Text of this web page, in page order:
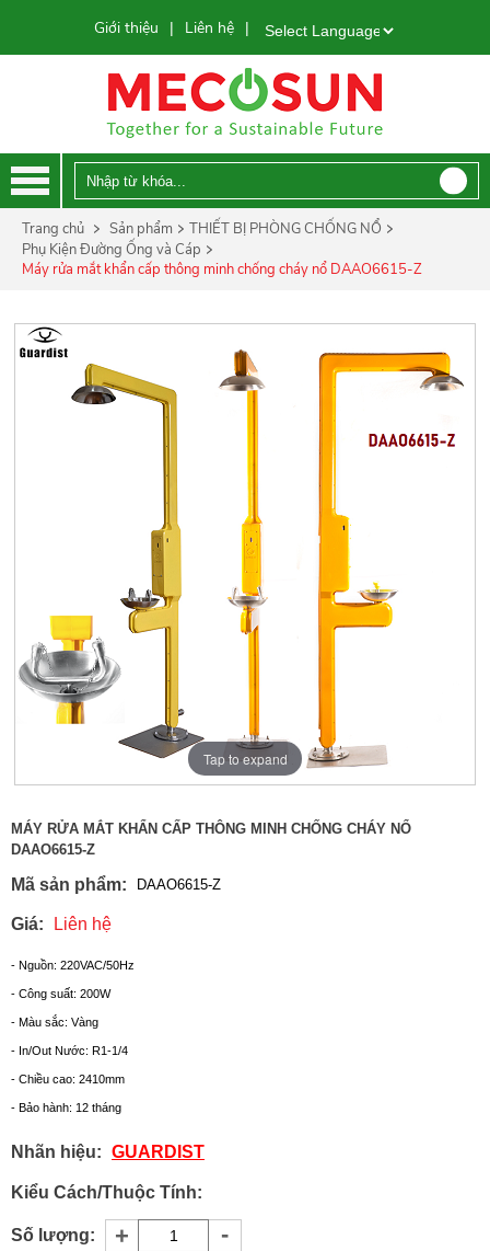
Giới thiệu | Liên hệ
|
Powered by
Trang chủ Sản phẩm
THIẾT BỊ PHÒNG CHỐNG NỔ
Phụ Kiện Đường Ống và Cáp
Máy rửa mắt khẩn cấp thông minh chống cháy nổ DAAO6615-Z
Tap to expand
MÁY RỬA MẮT KHẨN CẤP THÔNG MINH CHỐNG CHÁY NỔ
DAAO6615-Z
Mã sản phẩm: DAAO6615-Z
Giá: Liên hệ
- Nguồn: 220VAC/50Hz
- Công suất: 200W
- Màu sắc: Vàng
- In/Out Nước: R1-1/4
- Chiều cao: 2410mm
- Bảo hành: 12 tháng
Nhãn hiệu: GUARDIST
Kiểu Cách/Thuộc Tính:
Số lượng: + -